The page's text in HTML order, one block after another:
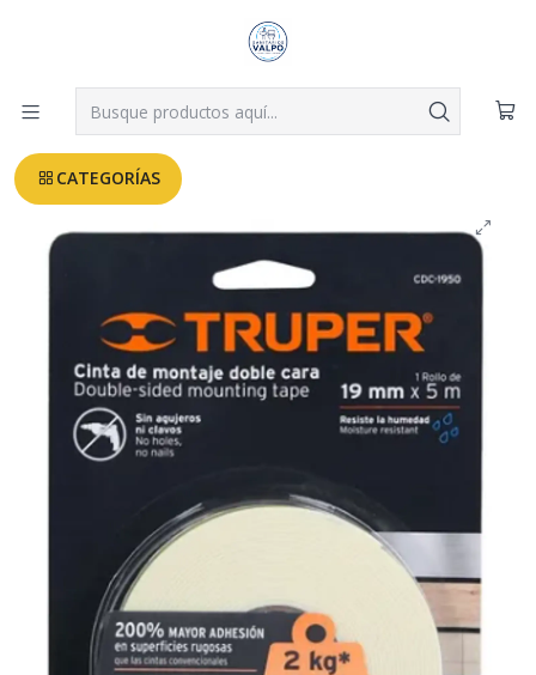
CATEGORÍAS
Despachos a todo Valparaíso, Viña, Quilpué y Villa Alemana desde
Leer más
Inicio SILICONAS,PEGAMENTOS,ADHESIVOS
CINTA DE MONTAJE DOBLE CARA TRUPER